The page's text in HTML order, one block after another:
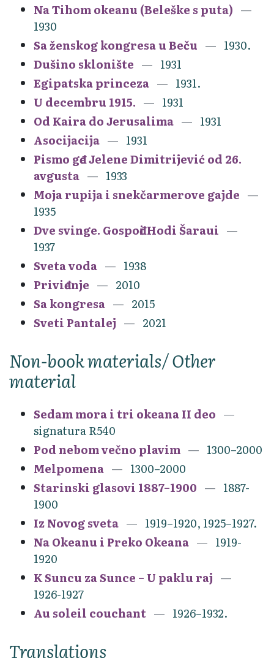
Na Tihom okeanu (Beleške s puta)
1930
Sa ženskog kongresa u Beču
1930.
Dušino sklonište
1931
Egipatska princeza
1931.
U decembru 1915.
1931
Od Kaira do Jerusalima
1931
Asocijacija
1931
Pismo gđe Jelene Dimitrijević od 26.
avgusta
1933
Moja rupija i snekčarmerove gajde
1935
Dve svinge. Gospođi Hodi Šaraui
1937
Sveta voda
1938
Priviđenje
2010
Sa kongresa
2015
Sveti Pantalej
2021
Non-book materials/ Other
material
Sedam mora i tri okeana II deo
signatura R540
Pod nebom večno plavim
1300–2000
Melpomena
1300–2000
Starinski glasovi 1887–1900
1887-
1900
Iz Novog sveta
1919–1920, 1925–1927.
Na Okeanu i Preko Okeana
1919-
1920
K Suncu za Sunce – U paklu raj
1926-1927
Au soleil couchant
1926–1932.
Translations